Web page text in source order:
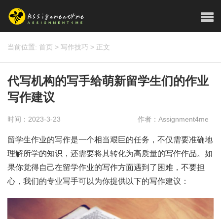
当前位置: 首页 > 写作技巧 > 正文
代写机构的写手给萌新留学生们的作业
写作建议
时间：2023-3-23 作者：Assignment4me
留学生作业的写作是一个相当艰巨的任务，不仅需要准确地
理解所学的知识，还需要将其转化为高质量的写作作品。如
果你觉得自己在留学作业的写作方面遇到了困难，不要担
心，我们的专业写手可以为你提供以下的写作建议：